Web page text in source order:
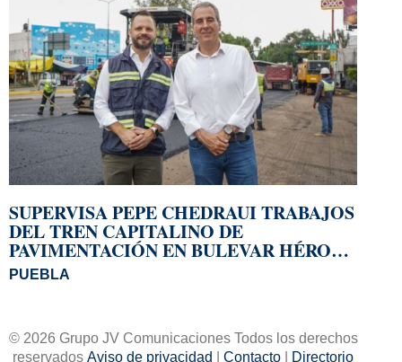
SUPERVISA PEPE CHEDRAUI TRABAJOS
DEL TREN CAPITALINO DE
PAVIMENTACIÓN EN BULEVAR HÉROES
DEL 5 DE MAYO
PUEBLA
© 2026 Grupo JV Comunicaciones Todos los derechos
reservados Aviso de privacidad Contacto Directorio